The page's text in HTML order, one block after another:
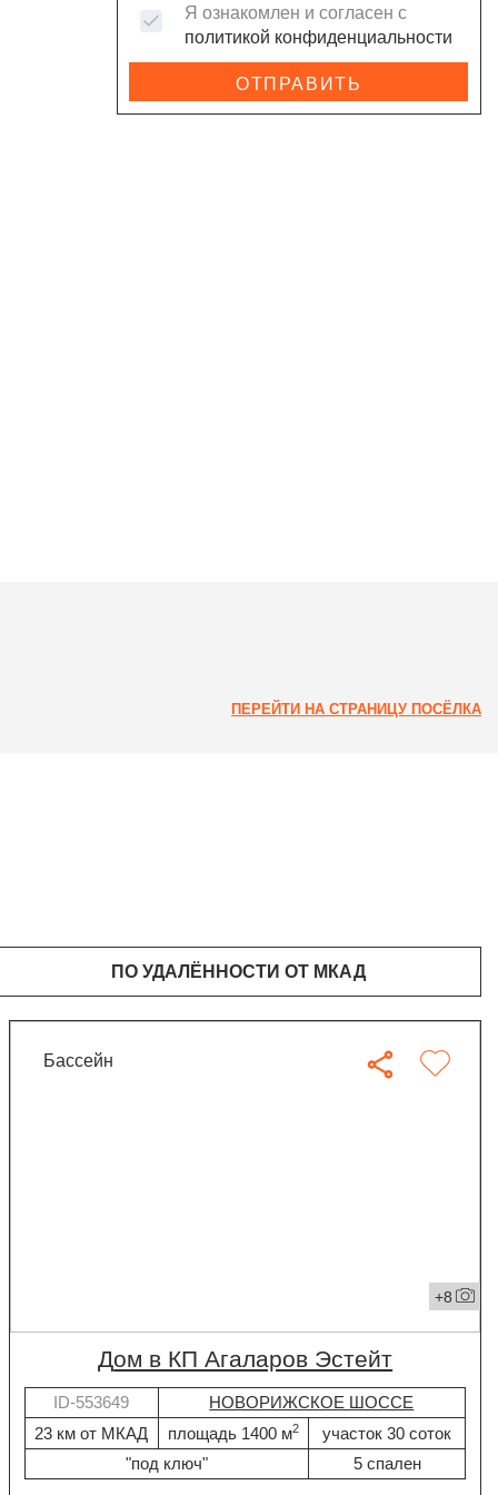
Я ознакомлен и согласен с
политикой конфиденциальности
ОТПРАВИТЬ
ПЕРЕЙТИ НА СТРАНИЦУ ПОСЁЛКА
ПО УДАЛЁННОСТИ ОТ МКАД
бассейн
+8
дом в КП Агаларов Эстейт
ID-553649
НОВОРИЖСКОЕ ШОССЕ
23 км от МКАД
площадь 1400 м2
участок 30 соток
"под ключ"
5 спален